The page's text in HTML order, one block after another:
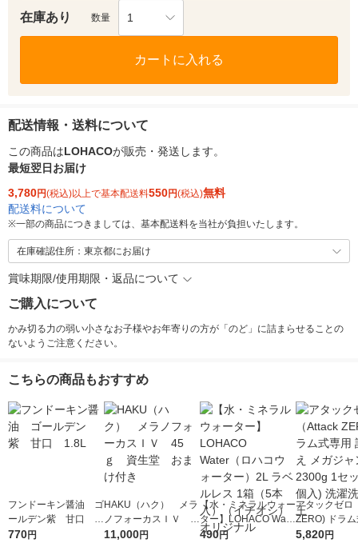
在庫あり 数量 1
カートに入れる
配送情報・送料について
この商品はLOHACOが販売・発送します。
最短翌日お届け
3,780円(税込)以上で基本配送料550円(税込)無料
配送料について
※一部の商品につきましては、基本配送料を当社が負担いたします。
在庫確認住所：東京都にお届け
賞味期限/使用期限・返品について
ご購入について
かみ切る力の弱い小さなお子様やお年寄りの方が「のど」に詰まらせることの
ないようご注意ください。
こちらの商品もおすすめ
フンドーキン醤油 ゴ
ールデン紫 甘口 1.
8L
770円
HAKU（ハク） メラ
ノフォーカスＩＶ 4
5ｇ 資生堂 おまけ
11,000円
【水・ミネラルウォー
ター】LOHACO Wate
r（ロハコウォータ
490円
アタックゼロ
ZERO) ドラ
詰め替え メガ
5,820円